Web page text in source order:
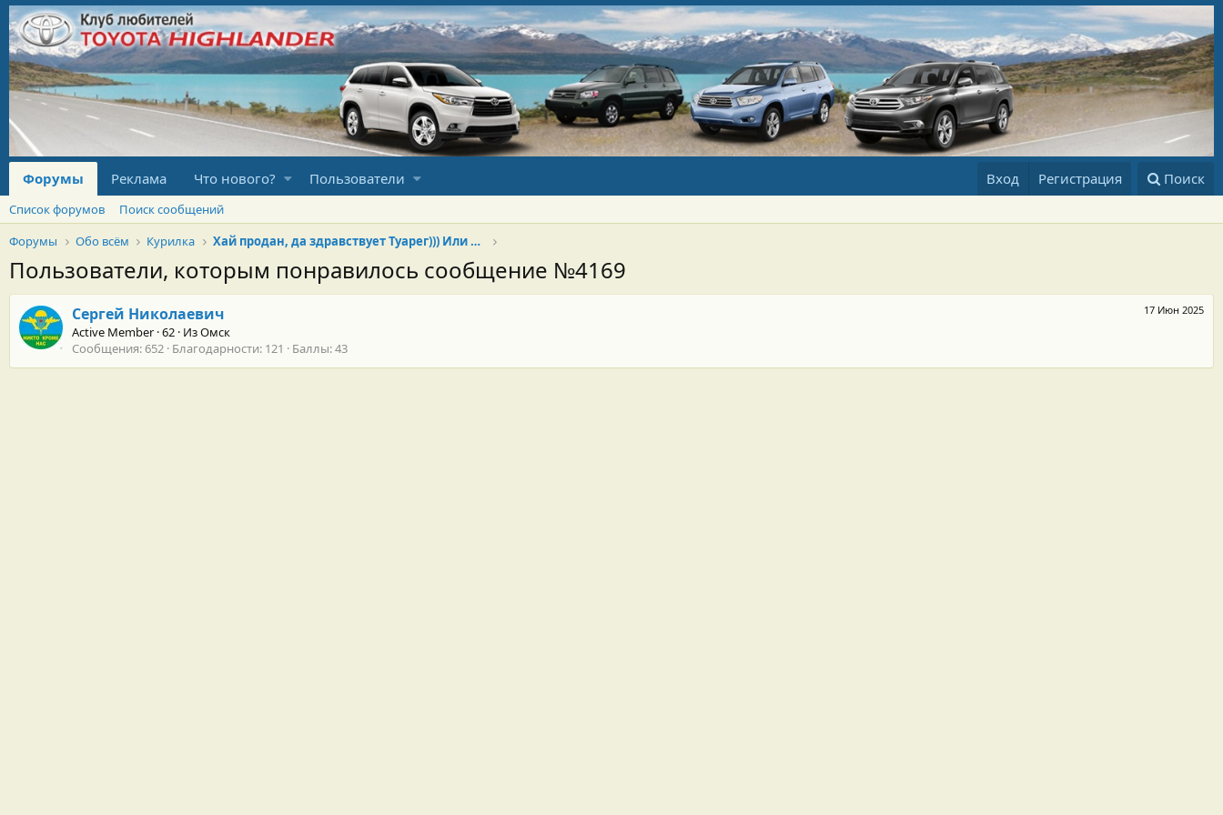
Форумы Реклама Что нового? Пользователи Вход Регистрация Поиск
Список форумов
Поиск сообщений
Форумы
Обо всём Курилка Хай продан, да здравствует Туарег))) Или Китай наше всё)))
Пользователи, которым понравилось сообщение №4169
17 Июн 2025
Сергей Николаевич
Active Member ·62 · ИзОмск
Сообщения 652 Благодарности 121 Баллы 43